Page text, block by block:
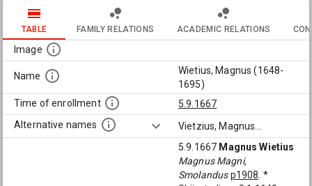
TABLE FAMILY RELATIONS ACADEMIC RELATIONS
Image
Name
Wietius, Magnus (1648-
1695)
Time of enrollment
5.9.1667
Alternative names
Vietzius, Magnus
5.9.1667 Magnus Wietius
Magnus Magni,
Smolandus p1908 . *